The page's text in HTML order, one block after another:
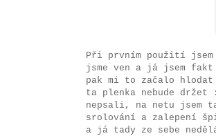
Při prvním použití jsem
jsme ven a já jsem
pak mi to začalo
ta plenka nebude
nepsali, na netu jsem
srolování a zalepení
a já tady ze sebe